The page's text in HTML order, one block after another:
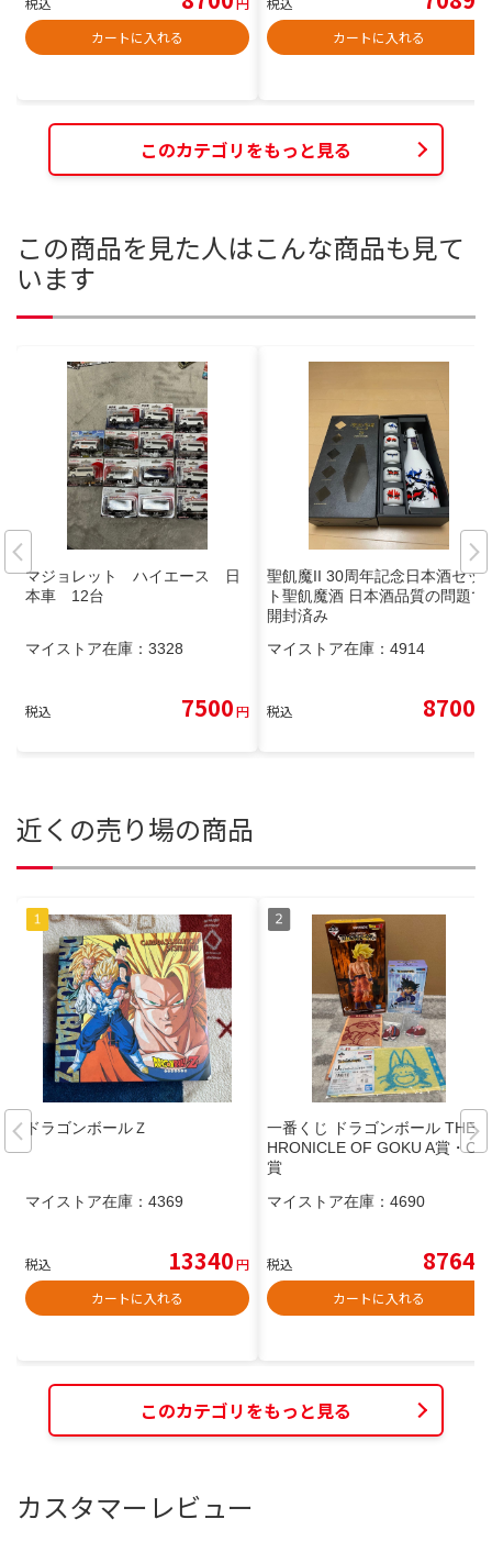
カートに入れる
カートに入れる
このカテゴリをもっと見る
この商品を見た人はこんな商品も見て
います
マジョレット ハイエース 日
本車 12台
マイストア在庫： 3328
税込 7500円
聖飢魔II 30周年記念日本酒セッ
ト聖飢魔酒 日本酒品質の問題で
開封済み
マイストア在庫： 4914
税込 8700
近くの売り場の商品
ドラゴンボールＺ
マイストア在庫： 4369
税込 13340円
カートに入れる
一番くじ ドラゴンボール THE C
HRONICLE OF GOKU A賞・C
賞
マイストア在庫： 4690
税込 8764
カートに入れる
このカテゴリをもっと見る
カスタマーレビュー